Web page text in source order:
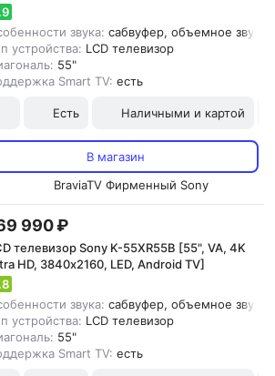
звука: сабвуфер, объемное
устройства: LCD телевизор
55"
Smart TV: есть
Есть Наличными и картой
В магазин
BraviaTV Фирменный Sony
990 ₽
телевизор Sony K-55XR55B [55", VA, 4K
HD, 3840х2160, LED, Android TV]
звука: сабвуфер, объемное
устройства: LCD телевизор
55"
Smart TV: есть